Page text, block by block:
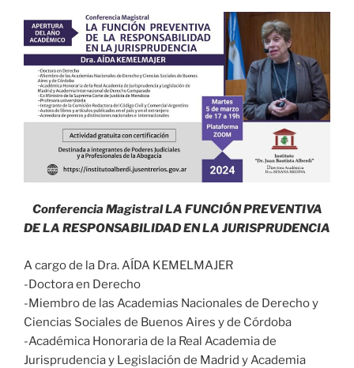
Conferencia Magistral LA FUNCIÓN PREVENTIVA
DE LA RESPONSABILIDAD EN LA JURISPRUDENCIA
A cargo de la Dra. AÍDA KEMELMAJER
-Doctora en Derecho
-Miembro de las Academias Nacionales de Derecho y
Ciencias Sociales de Buenos Aires y de Córdoba
-Académica Honoraria de la Real Academia de
Jurisprudencia y Legislación de Madrid y Academia